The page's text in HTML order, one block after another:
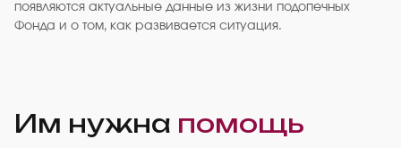
появляются актуальные данные из жизни подопечных
Фонда и о том, как развивается ситуация.
Им нужна помощь